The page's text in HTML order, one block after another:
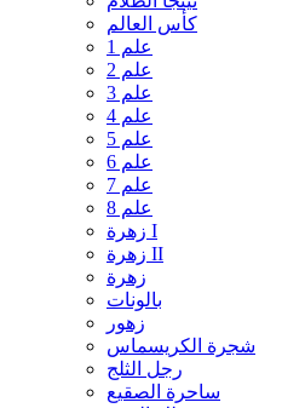
كأس العالم
علم 1
علم 2
علم 3
علم 4
علم 5
علم 6
علم 7
علم 8
زهرة I
زهرة II
زهرة
بالونات
زهور
شجرة الكريسماس
رجل الثلج
ساحرة الصقيع